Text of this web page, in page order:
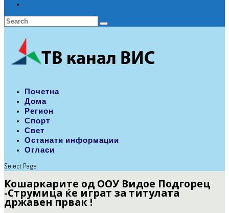
Почетна
Дома
Регион
Спорт
Свет
Останати информации
Огласи
Select Page
Кошаркарите од ООУ Видое Подгорец
-Струмица ќе играт за титулата
државен првак !